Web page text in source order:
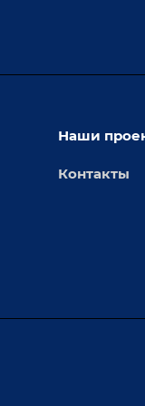
Наши
Контакты